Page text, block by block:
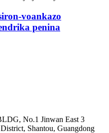
voankazo
penina
No.1 Jinwan East 3
Shantou, Guangdong